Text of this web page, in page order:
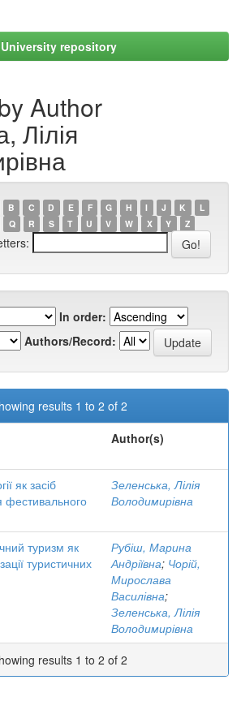
repository
Author
Лілія
B C D E F G H I J K
L
Q R S T U V W X Y Z
In order:
Authors/Record:
results 1 to 2 of 2
Author(s)
як засіб
фестивального
Зеленська, Лілія
Володимирівна
туризм як
туристичних
Рубіш, Марина
Андріївна; Чорій,
Мирослава
Василівна;
Зеленська, Лілія
Володимирівна
results 1 to 2 of 2